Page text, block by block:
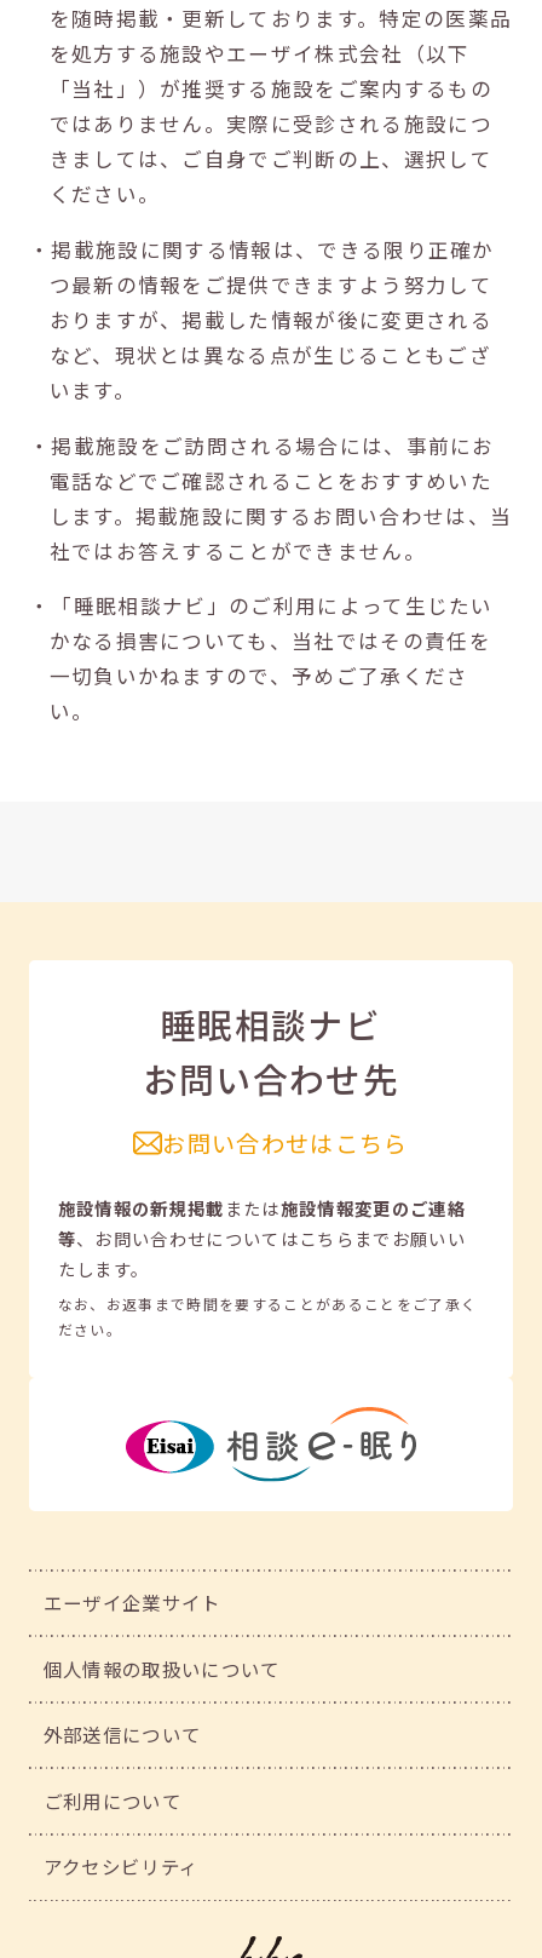
を随時掲載・更新しております。特定の医薬品
を処方する施設やエーザイ株式会社（以下
「当社」）が推奨する施設をご案内するもの
ではありません。実際に受診される施設につ
きましては、ご自身でご判断の上、選択して
ください。
・掲載施設に関する情報は、できる限り正確か
つ最新の情報をご提供できますよう努力して
おりますが、掲載した情報が後に変更される
など、現状とは異なる点が生じることもござ
います。
・掲載施設をご訪問される場合には、事前にお
電話などでご確認されることをおすすめいた
します。掲載施設に関するお問い合わせは、当
社ではお答えすることができません。
・「睡眠相談ナビ」のご利用によって生じたい
かなる損害についても、当社ではその責任を
一切負いかねますので、予めご了承くださ
い。
睡眠相談ナビ
お問い合わせ先
お問い合わせはこちら
施設情報の新規掲載または施設情報変更のご連絡
等、 お問い合わせについてはこちらまでお願いい
たします。
なお、お返事まで時間を要することがあることをご了承く
ださい。
エーザイ企業サイト
個人情報の取扱いについて
外部送信について
ご利用について
アクセシビリティ